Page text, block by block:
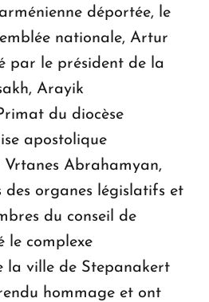
déportée, le
nationale, Artur
par le président de la
Arayik
du diocèse
apostolique
Abrahamyan,
des organes législatifs et
du conseil de
le complexe
la ville de Stepanakert
hommage et ont